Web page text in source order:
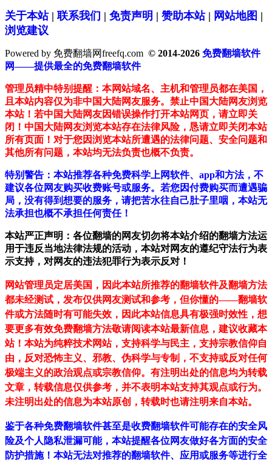
关于本站| 联系我们 | 免责声明 | 赞助本站| 网站地图 |
浏览建议
Powered by 免费翻墙网freefq.com © 2014-2026 免费翻墙软件
网——提供最全的免费翻墙软件
管理员精中特别提醒：本网站域名、主机和管理员都在美国，
且本站内容仅为非中国大陆网友服务。禁止中国大陆网友浏览
本站！若中国大陆网友因错误操作打开本站网页，请立即关
闭！中国大陆网友浏览本站存在法律风险，恳请立即关闭本站
所有页面！对于您因浏览本站所遭遇的法律问题、安全问题和
其他所有问题，本站均无法负责也概不负责。
特别警告：本站推荐各种免费科学上网软件、app和方法，不
建议各位网友购买收费账号或服务。若您因付费购买而遭遇骗
局，没有得到想要的服务，请把苦水往自己肚子里咽，本站无
法承担也概不承担任何责任！
本站严正声明：各位翻墙的网友切勿将本站介绍的翻墙方法运
用于违反当地法律法规的活动，本站对网友的遵纪守法行为表
示支持，对网友的违法犯罪行为表示反对！
网站管理员定居美国，因此本站所推荐的翻墙软件及翻墙方法
都未经测试，发布仅供网友测试和参考，但你懂的——翻墙软
件或方法随时有可能失效，因此本站信息具有极强时效性，想
要更多有效免费翻墙方法敬请阅读本站最新信息，建议收藏本
站！ 本站为纯粹技术网站，支持科学与民主，支持宗教信仰自
由，反对恐怖主义、邪教、伪科学与专制，不支持或反对任何
极端主义的政治观点或宗教信仰。有注明出处的信息均为转载
文章，转载信息仅供参考，并不表明本站支持其观点或行为。
未注明出处的信息为本站原创，转载时也请注明来自本站。
鉴于各种免费翻墙软件甚至是收费翻墙软件可能存在的安全风
险及个人隐私泄漏可能，本站提醒各位网友做好各方面的安全
防护措施！本站无法对推荐的翻墙软件、应用或服务等进行全